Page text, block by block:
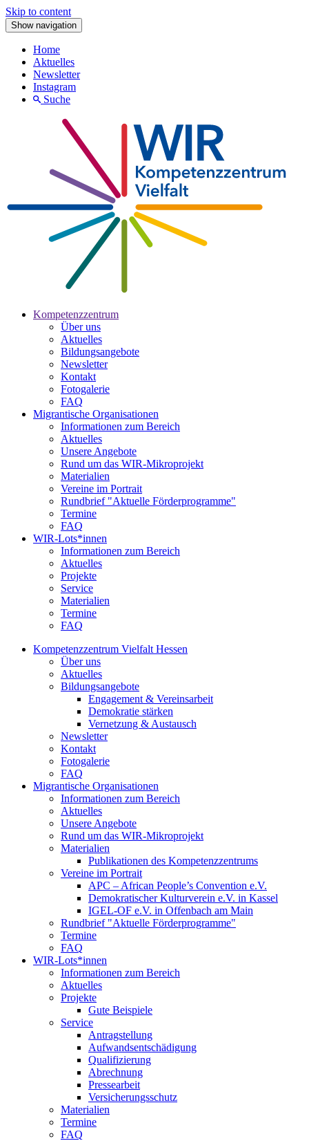
Skip to content
Show navigation
Home
Aktuelles
Newsletter
Instagram
Suche
Kompetenzzentrum
Über uns
Aktuelles
Bildungsangebote
Newsletter
Kontakt
Fotogalerie
FAQ
Migrantische Organisationen
Informationen zum Bereich
Aktuelles
Unsere Angebote
Rund um das WIR-Mikroprojekt
Materialien
Vereine im Portrait
Rundbrief "Aktuelle Förderprogramme"
Termine
FAQ
WIR-Lots*innen
Informationen zum Bereich
Aktuelles
Projekte
Service
Materialien
Termine
FAQ
Kompetenzzentrum Vielfalt Hessen
Über uns
Aktuelles
Bildungsangebote
Engagement & Vereinsarbeit
Demokratie stärken
Vernetzung & Austausch
Newsletter
Kontakt
Fotogalerie
FAQ
Migrantische Organisationen
Informationen zum Bereich
Aktuelles
Unsere Angebote
Rund um das WIR-Mikroprojekt
Materialien
Publikationen des Kompetenzzentrums
Vereine im Portrait
APC – African People’s Convention e.V.
Demokratischer Kulturverein e.V. in Kassel
IGEL-OF e.V. in Offenbach am Main
Rundbrief "Aktuelle Förderprogramme"
Termine
FAQ
WIR-Lots*innen
Informationen zum Bereich
Aktuelles
Projekte
Gute Beispiele
Service
Antragstellung
Aufwandsentschädigung
Qualifizierung
Abrechnung
Pressearbeit
Versicherungsschutz
Materialien
Termine
FAQ